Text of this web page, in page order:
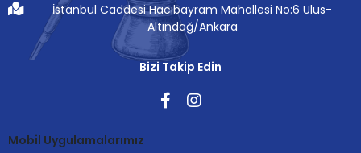
İstanbul Caddesi Hacıbayram Mahallesi No:6 Ulus-
Altındağ/Ankara
Bizi Takip Edin
Mobil Uygulamalarımız